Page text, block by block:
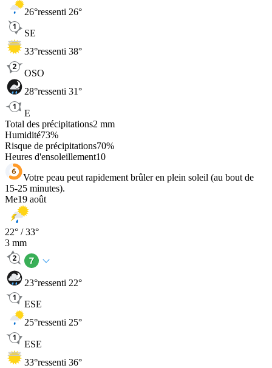
26°ressenti 26°
SE
33°ressenti 38°
OSO
28°ressenti 31°
E
Total des précipitations2 mm
Humidité73%
Risque de précipitations70%
Heures d'ensoleillement10
Votre peau peut rapidement brûler en plein soleil (au bout de
15-25 minutes).
Me19 août
22° /33°
3 mm
23°ressenti 22°
ESE
25°ressenti 25°
ESE
33°ressenti 36°